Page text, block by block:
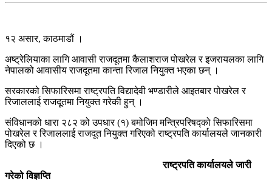
१२ असार, काठमाडौं ।
अष्ट्रेलियाका लागि आवासी राजदूतमा कैलाशराज पोखरेल र इजरायलका लागि
नेपालको आवासीय राजदूतमा कान्ता रिजाल नियुक्त भएका छन् ।
सरकारको सिफारिसमा राष्ट्रपति विद्यादेवी भण्डारीले आइतबार पोखरेल र
रिजाललाई राजदूतमा नियुक्त गरेकी हुन् ।
संविधानको धारा २८२ को उपधार (१) बमोजिम मन्त्रिपरिषद्को सिफारिसमा
पोखरेल र रिजाललाई राजदूत नियुक्त गरिएको राष्ट्रपति कार्यालयले जानकारी
दिएको छ ।
राष्ट्रपति कार्यालयले जारी
गरेको विज्ञप्ति